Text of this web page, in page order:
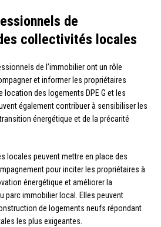
de
collectivités locales
de l’immobilier ont un rôle
et informer les propriétaires
location des logements DPE G et les
également contribuer à sensibiliser les
énergétique et de la précarité
locales peuvent mettre en place des
pour inciter les propriétaires à
énergétique et améliorer la
parc immobilier local. Elles peuvent
de logements neufs répondant
les plus exigeantes.